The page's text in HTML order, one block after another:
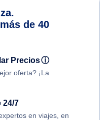
de 40
Preciosⓘ
oferta? ¡La
24/7
en viajes, en